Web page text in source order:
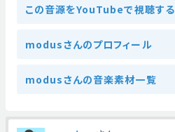
この音源をYouTubeで視聴する
modusさんのプロフィール
modusさんの音楽素材一覧